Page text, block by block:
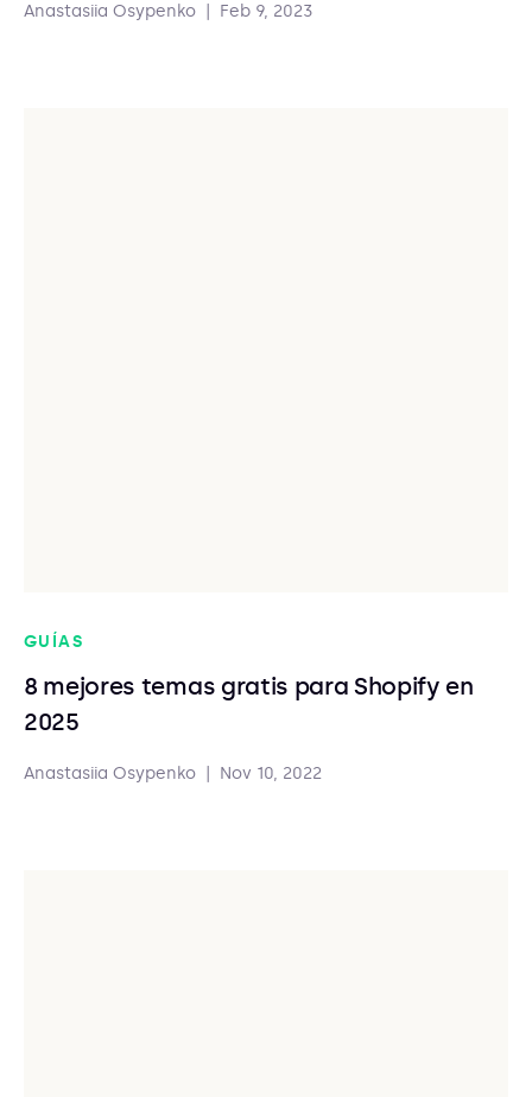
Anastasiia Osypenko Feb 9, 2023
GUÍAS
8 mejores temas gratis para Shopify en
2025
Anastasiia Osypenko Nov 10, 2022